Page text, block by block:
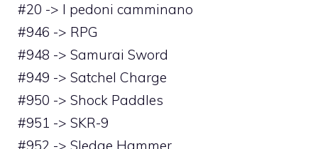
#20 -> I pedoni camminano
#946 -> RPG
#948 -> Samurai Sword
#949 -> Satchel Charge
#950 -> Shock Paddles
#951 -> SKR-9
#952 -> Sledge Hammer